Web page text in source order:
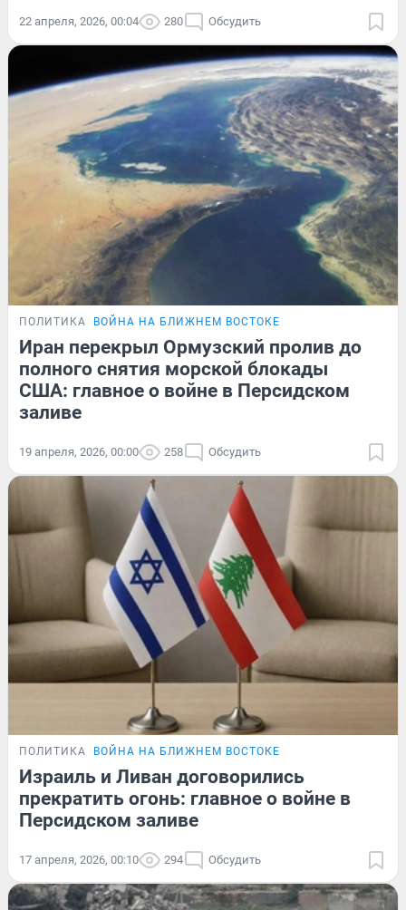
22 апреля, 2026, 00:04 280 Обсудить
ПОЛИТИКА ВОЙНА НА БЛИЖНЕМ ВОСТОКЕ
Иран перекрыл Ормузский пролив до
полного снятия морской блокады
США: главное о войне в Персидском
заливе
19 апреля, 2026, 00:00 258 Обсудить
ПОЛИТИКА ВОЙНА НА БЛИЖНЕМ ВОСТОКЕ
Израиль и Ливан договорились
прекратить огонь: главное о войне в
Персидском заливе
17 апреля, 2026, 00:10 294 Обсудить